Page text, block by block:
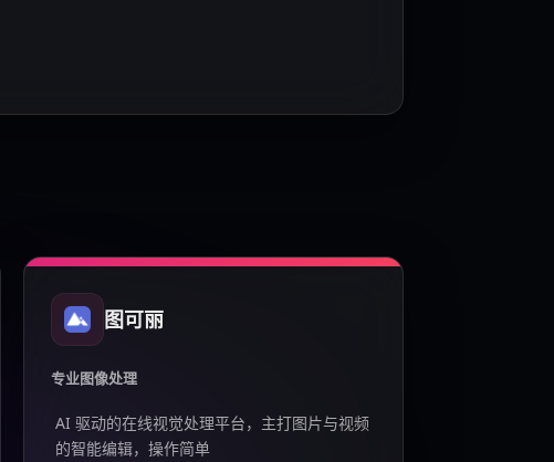
图可丽
专业图像处理
AI 驱动的在线视觉处理平台，主打图片与视频
的智能编辑，操作简单